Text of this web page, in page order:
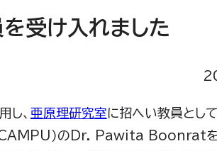
を受け入れました
、 亜原理研究室に招へい教員とし
）の Dr. Pawita Boonrat